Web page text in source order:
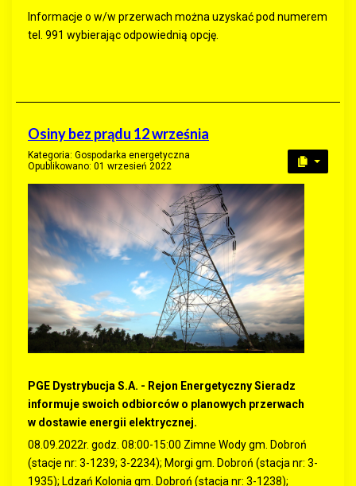
Informacje o w/w przerwach można uzyskać pod numerem
tel. 991 wybierając odpowiednią opcję.
Osiny bez prądu 12 września
Kategoria: Gospodarka energetyczna
Opublikowano: 01 wrzesień 2022
PGE Dystrybucja S.A. - Rejon Energetyczny Sieradz
informuje swoich odbiorców o planowych przerwach
w dostawie energii elektrycznej.
08.09.2022r. godz. 08:00-15:00 Zimne Wody gm. Dobroń
(stacje nr: 3-1239; 3-2234); Morgi gm. Dobroń (stacja nr: 3-
1935); Ldzań Kolonia gm. Dobroń (stacja nr: 3-1238);